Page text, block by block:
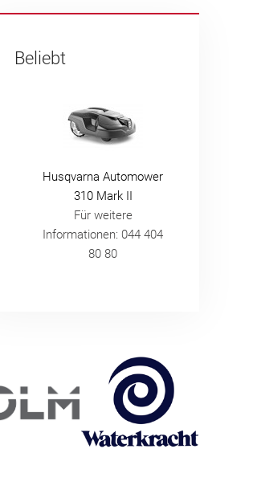
Beliebt
Husqvarna Automower
310 Mark II
Für weitere
Informationen: 044 404
80 80